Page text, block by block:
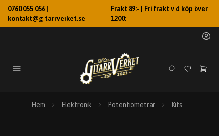
0760 055 056 |
kontakt@gitarrverket.se
Frakt 89:- | Fri frakt vid köp över
1200:-
Hem Elektronik Potentiometrar Kits